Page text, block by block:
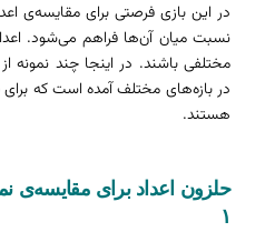
در این بازی فرصتی برای مقایسه‌ی
نسبت میان آن‌ها فراهم می‌شود.
مختلفی باشند. در اینجا چند نمونه
در بازه‌های مختلف آمده است که
هستند.
۱